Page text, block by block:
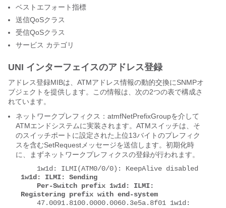
ベストエフォート指標
送信QoSクラス
受信QoSクラス
サービス カテゴリ
UNI インターフェイスのアドレス登録
アドレス登録MIBは、ATMアドレス情報の動的交換にSNMPオ
ブジェクトを提供します。この情報は、次の2つの表で構成さ
れています。
ネットワークプレフィクス：atmfNetPrefixGroupを介して
ATMエンドシステムに実装されます。ATMスイッチは、そ
のスイッチポートに設定された上位13バイトのプレフィク
スを含むSetRequestメッセージを送信します。初期化時
に、まずネットワークプレフィクスの登録が行われます。
1w1d: ILMI: Sending
Per-Switch prefix 1w1d: ILMI:
Registering prefix with end-system
47.0091.8100.0000.0060.3e5a.8f01 1w1d: